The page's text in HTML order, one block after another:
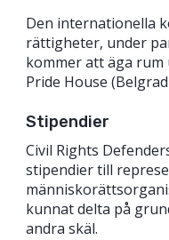
Den internationella
rättigheter, under
kommer att äga rum
Pride House
Stipendier
Civil Rights
stipendier till
kunnat delta på
andra skäl.